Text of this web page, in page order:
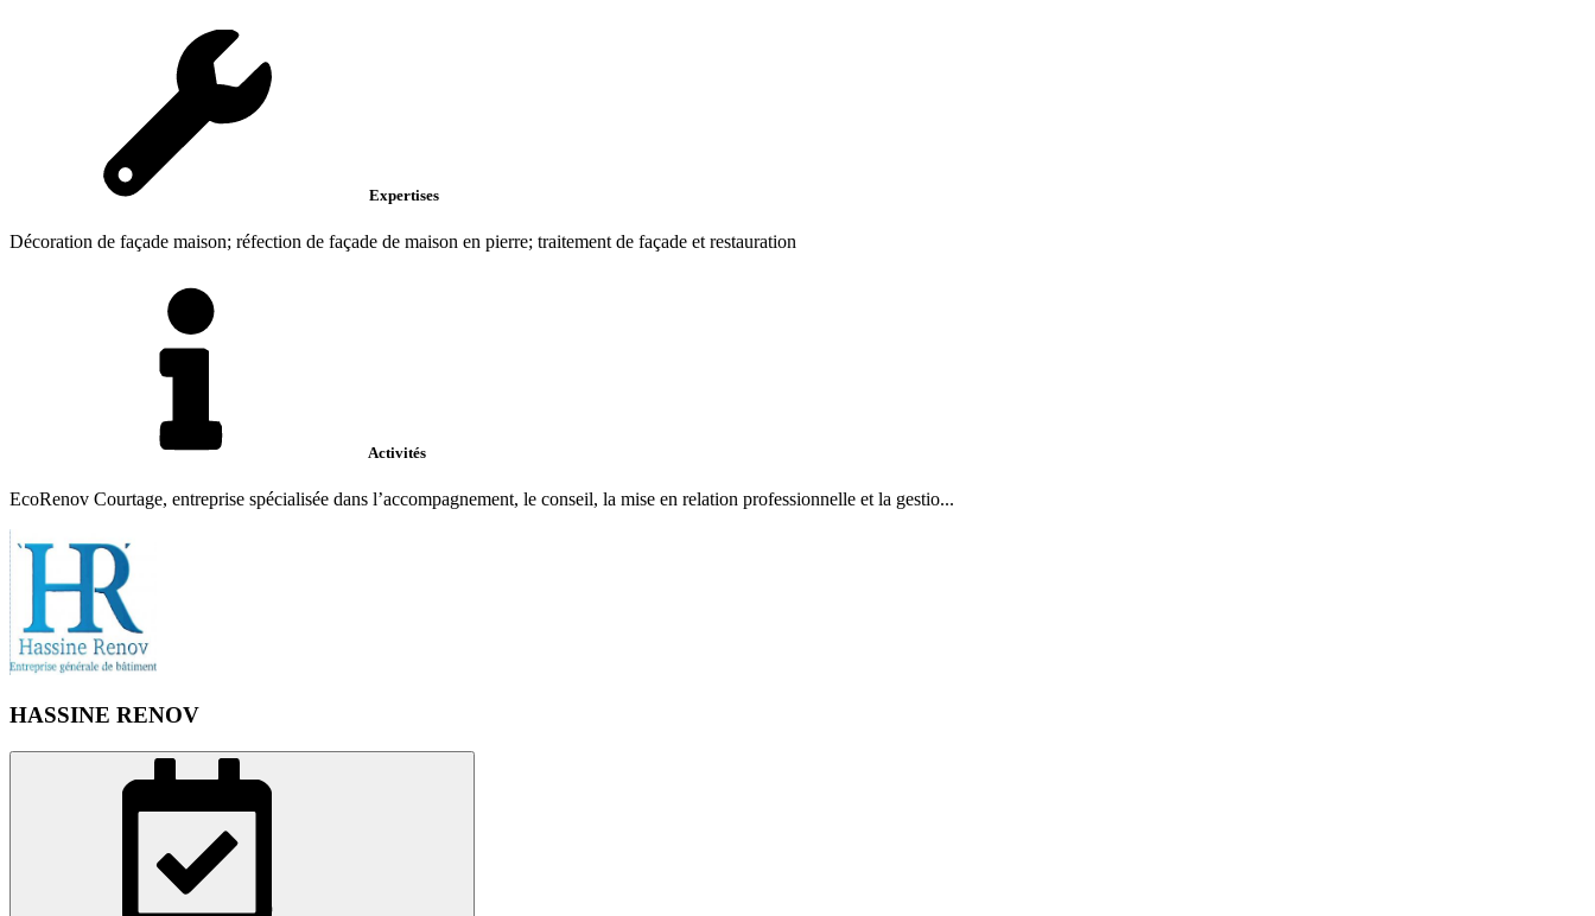
Expertises
Décoration de façade maison; réfection de façade de maison en pierre; traitement de façade et restauration
Activités
EcoRenov Courtage, entreprise spécialisée dans l’accompagnement, le conseil, la mise en relation professionnelle et la gestio...
HASSINE RENOV